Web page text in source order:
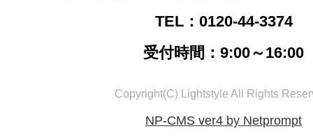
TEL：0120-44-3374
受付時間：9:00～16:00
Copyright(C) Lightstyle All Rights
NP-CMS ver4 by Netprompt